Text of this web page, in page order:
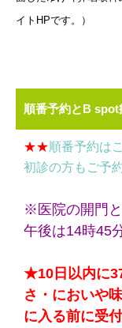
イトHPです。）
順番予約とB spot
★★ 順番予約は
初診の方もご予
※医院の開門と
午後は14時45
★10日以内に
さ・においや
に入る前に受